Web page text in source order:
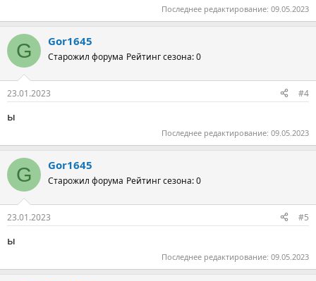
Последнее редактирование: 09.05.2023
G Gor1645
Старожил форума Рейтинг сезона: 0
23.01.2023 #4
ы
Последнее редактирование: 09.05.2023
G Gor1645
Старожил форума Рейтинг сезона: 0
23.01.2023 #5
ы
Последнее редактирование: 09.05.2023